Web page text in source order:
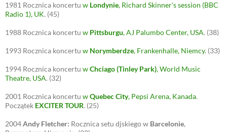
1981 Rocznica koncertu w Londynie, Richard Skinner's session (BBC
Radio 1), UK. (45)
1988 Rocznica koncertu w Pittsburgu, AJ Palumbo Center, USA. (38)
1993 Rocznica koncertu w Norymberdze, Frankenhalle, Niemcy. (33)
1994 Rocznica koncertu wChciago (Tinley Park), World Music
Theatre, USA. (32)
2001 Rocznica koncertu wQuebec City, Pepsi Arena, Kanada.
Początek EXCITER TOUR. (25)
2004Andy Fletcher: Rocznica setu djskiego w Barcelonie,